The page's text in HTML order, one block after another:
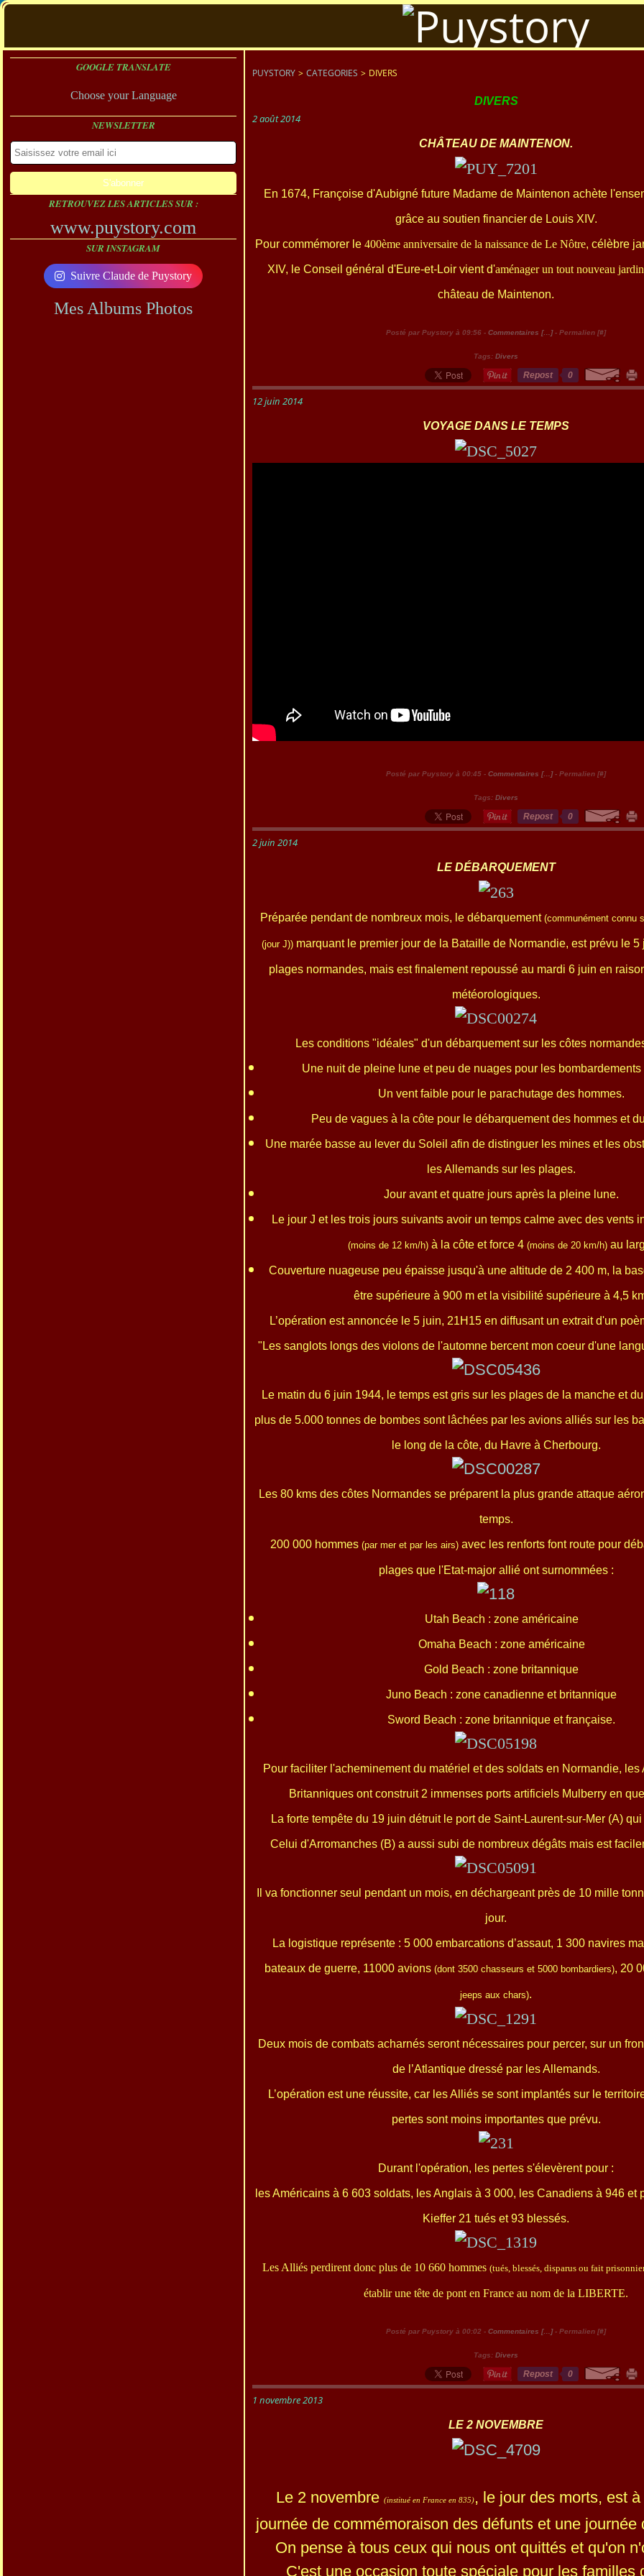
GOOGLE TRANSLATE
Choose your Language
NEWSLETTER
RETROUVEZ LES ARTICLES SUR :
www.puystory.com
SUR INSTAGRAM
Suivre Claude de Puystory
Mes Albums Photos
PUYSTORY > CATEGORIES > DIVERS
DIVERS
2 août 2014
CHÂTEAU DE MAINTENON.
En 1674, Françoise d'Aubigné future Madame de Maintenon achète
grâce au soutien financier de Louis XIV.
Pour commémorer le 400ème anniversaire de la naissance de Le Nôtre, célèbre
XIV, le Conseil général d'Eure-et-Loir vient d'aménager un tout nouveau
château de Maintenon.
Posté par Puystory à 09:56 - Commentaires [… ]- Permalien [#]
Tags: Divers
Repost 0
12 juin 2014
VOYAGE DANS LE TEMPS
Posté par Puystory à 00:45 - Commentaires [… ]- Permalien [#]
Tags: Divers
Repost 0
2 juin 2014
LE DÉBARQUEMENT
Préparée pendant de nombreux mois, le débarquement (communément connu
(jour J)) marquant le premier jour de la Bataille de Normandie, est prévu le 5
plages normandes, mais est finalement repoussé au mardi 6 juin en
météorologiques.
Les conditions "idéales" d'un débarquement sur les côtes
Une nuit de pleine lune et peu de nuages pour les
Un vent faible pour le parachutage des hommes.
Peu de vagues à la côte pour le débarquement des hommes et
Une marée basse au lever du Soleil afin de distinguer les mines et les
les Allemands sur les plages.
Jour avant et quatre jours après la pleine lune.
Le jour J et les trois jours suivants avoir un temps calme avec des vents
(moins de 12 km/h) à la côte et force 4 (moins de 20 km/h) au
Couverture nuageuse peu épaisse jusqu'à une altitude de 2 400 m, la
être supérieure à 900 m et la visibilité supérieure à 4,5
L’opération est annoncée le 5 juin, 21H15 en diffusant un extrait d'un
"Les sanglots longs des violons de l'automne bercent mon coeur d'une
Le matin du 6 juin 1944, le temps est gris sur les plages de la manche et
plus de 5.000 tonnes de bombes sont lâchées par les avions alliés sur les
le long de la côte, du Havre à Cherbourg.
Les 80 kms des côtes Normandes se préparent la plus grande attaque
temps.
200 000 hommes (par mer et par les airs)avec les renforts font route pour
plages que l'Etat-major allié ont surnommées :
Utah Beach : zone américaine
Omaha Beach : zone américaine
Gold Beach : zone britannique
Juno Beach : zone canadienne et britannique
Sword Beach : zone britannique et française.
Pour faciliter l'acheminement du matériel et des soldats en Normandie, les
Britanniques ont construit 2 immenses ports artificiels Mulberry en
La forte tempête du 19 juin détruit le port de Saint-Laurent-sur-Mer (A)
Celui d'Arromanches (B) a aussi subi de nombreux dégâts mais est
Il va fonctionner seul pendant un mois, en déchargeant près de 10 mille
jour.
La logistique représente : 5 000 embarcations d’assaut, 1 300 navires
bateaux de guerre, 11000 avions (dont 3500 chasseurs et 5000 bombardiers), 20
jeeps aux chars).
Deux mois de combats acharnés seront nécessaires pour percer, sur un
de l’Atlantique dressé par les Allemands.
L’opération est une réussite, car les Alliés se sont implantés sur le
pertes sont moins importantes que prévu.
Durant l'opération, les pertes s'élevèrent pour :
les Américains à 6 603 soldats, les Anglais à 3 000, les Canadiens à 946 et
Kieffer 21 tués et 93 blessés.
Les Alliés perdirent donc plus de 10 660 hommes (tués, blessés, disparus ou fait
établir une tête de pont en France au nom de la LIBERTE.
Posté par Puystory à 00:02 - Commentaires [… ]- Permalien [#]
Tags: Divers
Repost 0
1 novembre 2013
LE 2 NOVEMBRE
Le 2 novembre (institué en France en 835), le jour des morts, est
journée de commémoraison des défunts et une journée
On pense à tous ceux qui nous ont quittés et qu'on
C'est une occasion toute spéciale pour les familles